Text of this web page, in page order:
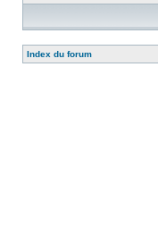
Index du forum